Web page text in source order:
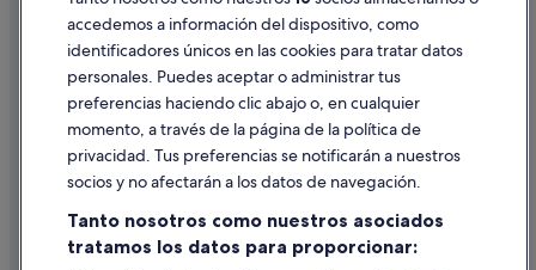
Hoteles boutique en Adeje
Hoteles para ir de compras en Adeje
Hoteles de 4 estrellas en Adeje
Apartoteles en Adeje
Best Hotels en Fañabé
Hoteles de esquí en Adeje
Hilton Hotels en Adeje
Hoteles con gimnasio en Adeje
Ayuda
Cancelar un vuelo
Cancelar una reserva de hotel o de un alquiler vacacional
Utilizar un cupón de Expedia
accedemos a información del dispositivo, como
identificadores únicos en las cookies para tratar datos
personales. Puedes aceptar o administrar tus
preferencias haciendo clic abajo o, en cualquier
momento, a través de la página de la política de
privacidad. Tus preferencias se notificarán a nuestros
socios y no afectarán a los datos de navegación.
Tanto nosotros como nuestros asociados
tratamos los datos para proporcionar: